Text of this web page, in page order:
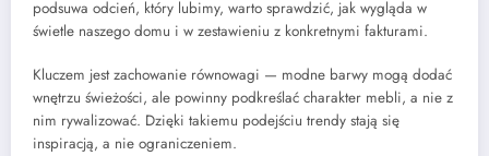
podsuwa odcień, który lubimy, warto sprawdzić, jak wygląda w
świetle naszego domu i w zestawieniu z konkretnymi fakturami.
Kluczem jest zachowanie równowagi — modne barwy mogą dodać
wnętrzu świeżości, ale powinny podkreślać charakter mebli, a nie z
nim rywalizować. Dzięki takiemu podejściu trendy stają się
inspiracją, a nie ograniczeniem.